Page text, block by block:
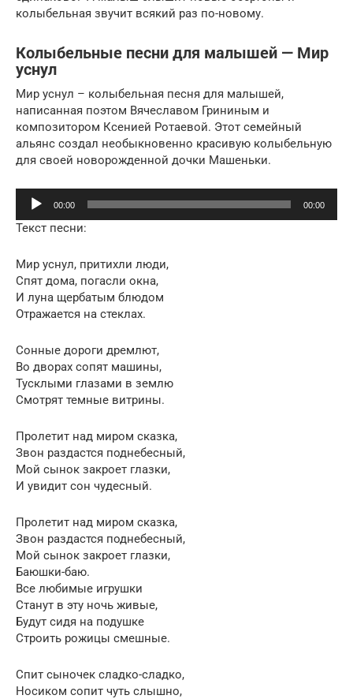
колыбельная звучит всякий раз по-новому.
Колыбельные песни для малышей — Мир
уснул
Мир уснул – колыбельная песня для малышей,
написанная поэтом Вячеславом Грининым и
композитором Ксенией Ротаевой. Этот семейный
альянс создал необыкновенно красивую колыбельную
для своей новорожденной дочки Машеньки.
Аудиоплеер
00:00 00:00
Текст песни:
Мир уснул, притихли люди,
Спят дома, погасли окна,
И луна щербатым блюдом
Отражается на стеклах.
Сонные дороги дремлют,
Во дворах сопят машины,
Тусклыми глазами в землю
Смотрят темные витрины.
Пролетит над миром сказка,
Звон раздастся поднебесный,
Мой сынок закроет глазки,
И увидит сон чудесный.
Пролетит над миром сказка,
Звон раздастся поднебесный,
Мой сынок закроет глазки,
Баюшки-баю.
Все любимые игрушки
Станут в эту ночь живые,
Будут сидя на подушке
Строить рожицы смешные.
Спит сыночек сладко-сладко,
Носиком сопит чуть слышно,